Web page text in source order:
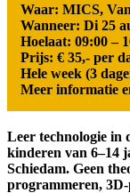
Waar: MICS,
Wanneer: Di 25
Hoelaat: 09:00 –
Prijs: € 35,- per
Hele week (3
Meer informatie
Leer technologie in
kinderen van 6–14
Schiedam. Geen
programmeren,